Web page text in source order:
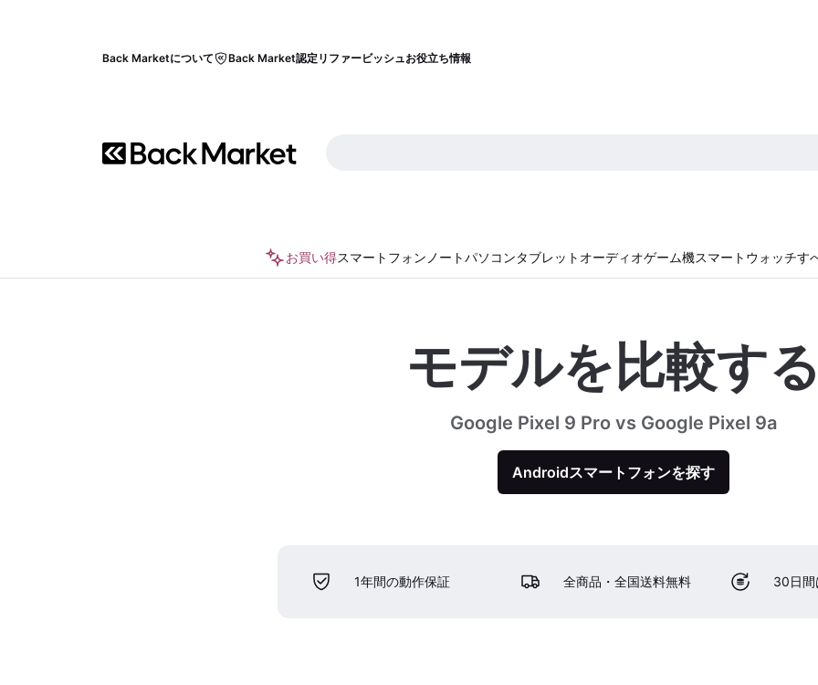
Back Marketについて Back Market認定リファービッシュお役立ち情報
お買い得スマートフォン ノートパソコンタブレット オーディオゲーム機スマートウォッチす
モデルを比較す
Google Pixel 9 Pro vs Google Pixel 9a
Androidスマートフォンを探す
1年間の動作保証 全商品・全国送料無料 30日間